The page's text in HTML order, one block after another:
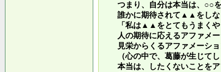
つまり、自分は本当は、○○を
誰かに期待されて▲▲をしな
「私は▲▲をとてもうまくや
人の期待に応えるアファメ
見栄からくるアファメーショ
（心の中で、葛藤が生じてし
本当は、したくないことをア